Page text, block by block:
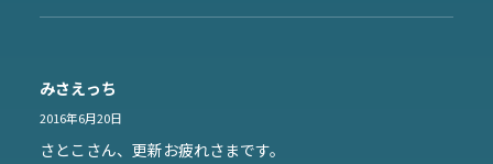
みさえっち
2016年6月20日
さとこさん、更新お疲れさまです。